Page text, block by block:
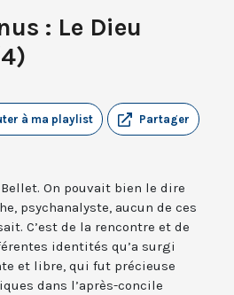
: Le Dieu
Partager
à ma playlist
On pouvait bien le dire
psychanalyste, aucun de ces
C’est de la rencontre et de
identités qu’a surgi
et libre, qui fut précieuse
dans l’après-concile